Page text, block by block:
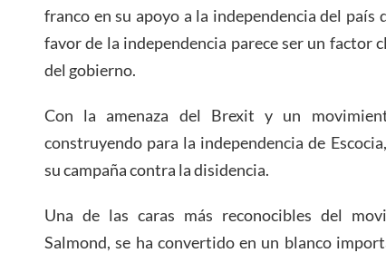
franco en su apoyo a la independencia del país
favor de la independencia parece ser un factor
del gobierno.
Con la amenaza del Brexit y un
construyendo para la independencia de
su campaña contra la disidencia.
Una de las caras más reconocibles del
Salmond, se ha convertido en un blanco